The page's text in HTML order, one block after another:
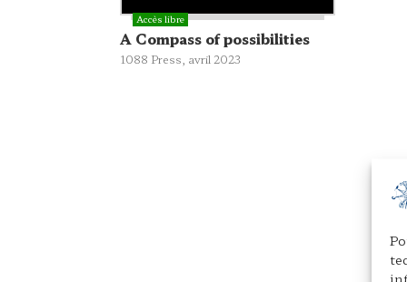
A Compass of possibilities
1088 Press, avril 2023